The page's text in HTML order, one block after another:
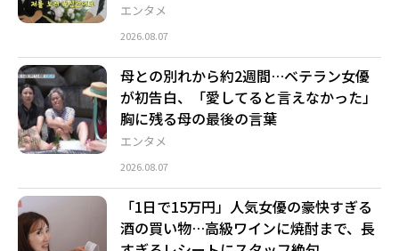
エンタメ
2026.08.07
エンタメ
母との別れから約2週間…ベテラン女優
が初告白、「愛してると言えなかった」
胸に残る母の最後の言葉
2026.08.07
「1日で15万円」人気女優の豪快すぎる
酒の買い物…高級ワインに焼酎まで、長